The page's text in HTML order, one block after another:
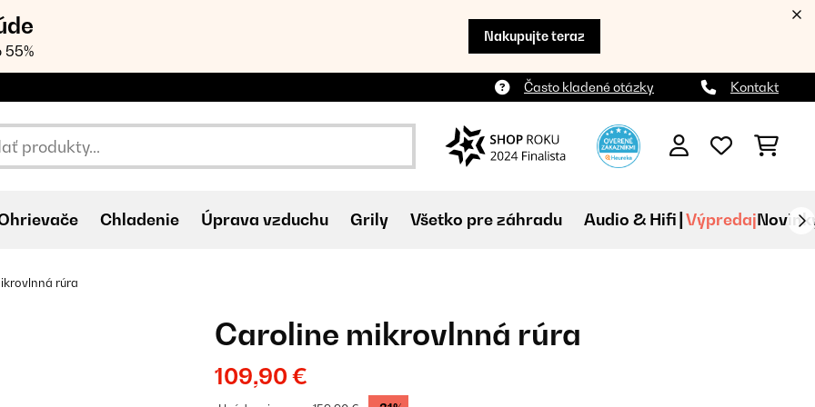
55%
Nakupujte teraz
Často kladené otázky Kontakt
Chladenie Úprava vzduchu Grily Všetko pre záhradu Audio & Hifi Výpredaj
rúra
Caroline mikrovlnná rúra
109,90 €